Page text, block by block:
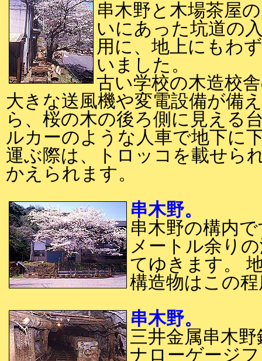
串木野と木場茶屋
いにあった坑道の
用に、地上にもわ
いました。
古い学校の木造校
大きな送風機や変電設備が備
ら、桜の木の後ろ側に見える
ルカーのような人車で地下に
運ぶ際は、トロッコを載せら
かえられます。
串木野。
串木野の構内
メートル余り
てゆきます。
構造物はこの
串木野。
三井金属串木
ナローゲージ